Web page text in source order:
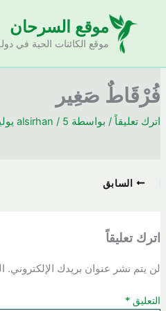
موقع السرحان
موقع الكائنات الحية في
فُرْقَاطٌ صَغِير
اترك تعليقاً / بواسطة alsirhan/ 5 يوليو، 2020
السابق
اترك تعليقاً
لن يتم نشر عنوان بريدك الإلكتروني.
التعليق *